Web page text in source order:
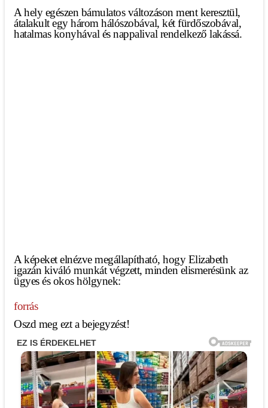
A hely egészen bámulatos változáson ment keresztül,
átalakult egy három hálószobával, két fürdőszobával,
hatalmas konyhával és nappalival rendelkező lakássá.
A képeket elnézve megállapítható, hogy Elizabeth
igazán kiváló munkát végzett, minden elismerésünk az
ügyes és okos hölgynek:
forrás
Oszd meg ezt a bejegyzést!